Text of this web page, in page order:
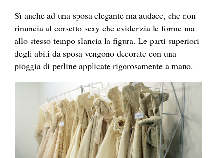
Sì anche ad una sposa elegante ma audace, che non
rinuncia al corsetto sexy che evidenzia le forme ma
allo stesso tempo slancia la figura. Le parti superiori
degli abiti da sposa vengono decorate con una
pioggia di perline applicate rigorosamente a mano.